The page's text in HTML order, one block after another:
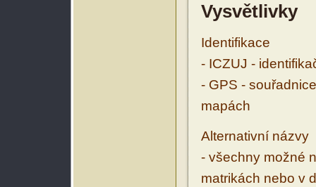
Vysvětlivky
Identifikace
- ICZUJ -
- GPS -
mapách
Alternativní názvy
- všechny možné
matrikách nebo v